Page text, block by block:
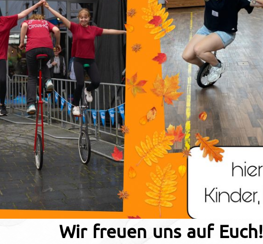
Wir freuen uns auf Euch!